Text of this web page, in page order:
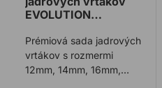
EVOLUTION
Prémiová sada jadrových
vrtákov s rozmermi
12mm, 14mm, 16mm,